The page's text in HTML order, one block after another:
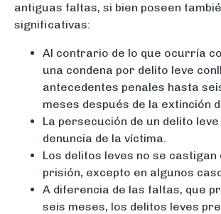
antiguas faltas, si bien poseen
significativas:
Al contrario de lo que ocurría
una condena por delito leve
antecedentes penales hasta
meses después de la extinción
La persecución de un delito
denuncia de la víctima.
Los delitos leves no se castigan
prisión, excepto en algunos
A diferencia de las faltas, que
seis meses, los delitos leves